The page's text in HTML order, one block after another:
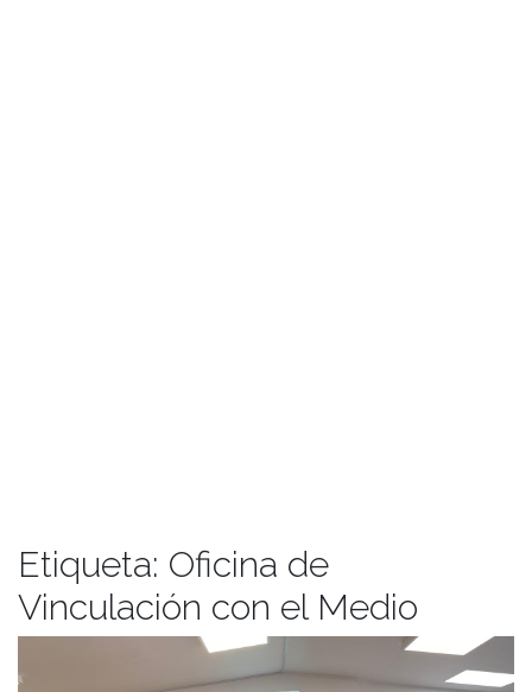
Etiqueta: Oficina de
Vinculación con el Medio